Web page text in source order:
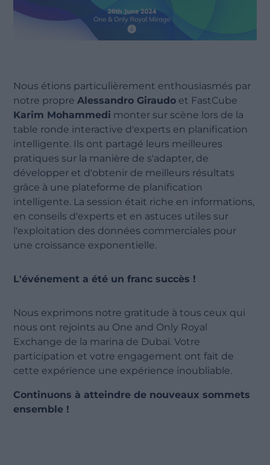
Nous étions particulièrement enthousiasmés par
notre propreAlessandro Giraudo et FastCube
Karim Mohammedi monter sur scène lors de la
table ronde interactive d'experts en planification
intelligente. Ils ont partagé leurs meilleures
pratiques sur la manière de s'adapter, de
développer et d'obtenir de meilleurs résultats
grâce à une plateforme de planification
intelligente. La session était riche en informations,
en conseils d'experts et en astuces utiles sur
l'exploitation des données commerciales pour
une croissance exponentielle.
L'événement a été un franc succès !
Nous exprimons notre gratitude à tous ceux qui
nous ont rejoints au One and Only Royal
Exchange de la marina de Dubaï. Votre
participation et votre engagement ont fait de
cette expérience une expérience inoubliable.
Continuons à atteindre de nouveaux sommets
ensemble !